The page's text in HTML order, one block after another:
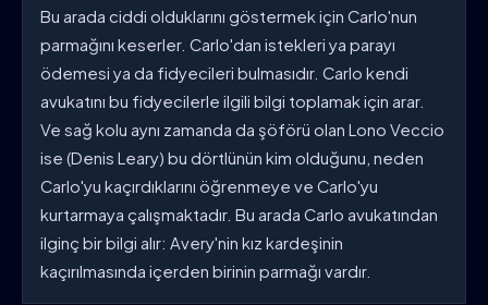
Bu arada ciddi olduklarını göstermek için Carlo'nun
parmağını keserler. Carlo'dan istekleri ya parayı
ödemesi ya da fidyecileri bulmasıdır. Carlo kendi
avukatını bu fidyecilerle ilgili bilgi toplamak için arar.
Ve sağ kolu aynı zamanda da şöförü olan Lono Veccio
ise (Denis Leary) bu dörtlünün kim olduğunu, neden
Carlo'yu kaçırdıklarını öğrenmeye ve Carlo'yu
kurtarmaya çalışmaktadır. Bu arada Carlo avukatından
ilginç bir bilgi alır: Avery'nin kız kardeşinin
kaçırılmasında içerden birinin parmağı vardır.